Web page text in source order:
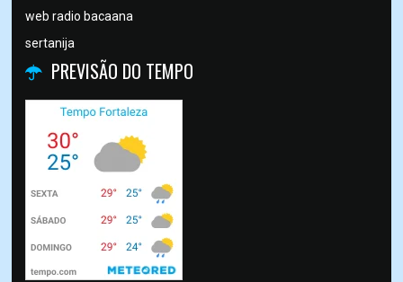
web radio bacaana
sertanija
PREVISÃO DO TEMPO